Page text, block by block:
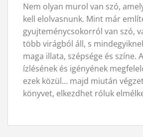
Nem olyan murol van szó,
kell elolvasnunk. Mint már
gyujteménycsokorról van szó,
több virágból áll, s
maga illata, szépsége és színe.
ízlésének és igényének
ezek közül… majd miután
könyvet, elkezdhet róluk